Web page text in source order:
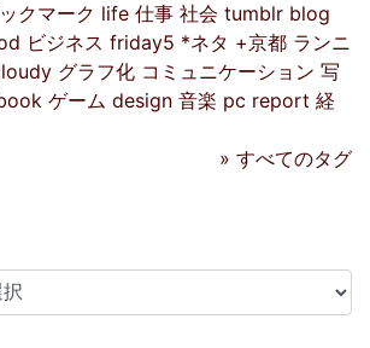
クマーク life 仕事 社会 tumblr blog
ビジネス friday5 *ネタ +京都 ランニ
グラフ化 コミュニケーション 写
ゲーム design 音楽 pc report 経
» すべてのタグ